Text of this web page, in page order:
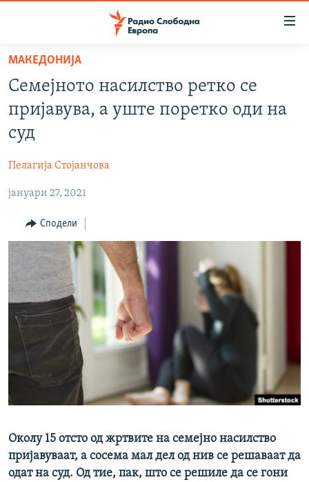
Оди
содржината
Оди
главната
навигација
Премини
на
ВИЗУЕЛНО
ШТО ТРЕБА ДА ЗНАЕТЕ
ПРИЈАВИ СЕ ЗА ЊУЗЛЕТЕР
ПОДКАСТ ЗОШТО?
СЛЕДЕТЕ НЕ
РСЕ веб страници
МАКЕДОНИЈА
Семејното насилство ретко се
пријавува, а уште поретко оди на
суд
Пелагија Стојанчова
јануари 27, 2021
Сподели
Околу 15 отсто од жртвите на семејно насилство
пријавуваат, а сосема мал дел од нив се решаваат да
одат на суд. Од тие, пак, што се решиле да се гони